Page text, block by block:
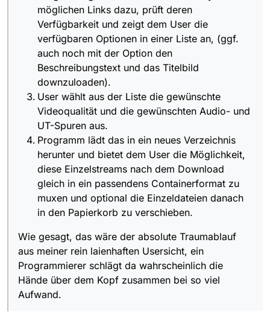
möglichen Links dazu, prüft deren
Verfügbarkeit und zeigt dem User die
verfügbaren Optionen in einer Liste an, (ggf.
auch noch mit der Option den
Beschreibungstext und das Titelbild
downzuloaden).
User wählt aus der Liste die gewünschte
Videoqualität und die gewünschten Audio- und
UT-Spuren aus.
Programm lädt das in ein neues Verzeichnis
herunter und bietet dem User die Möglichkeit,
diese Einzelstreams nach dem Download
gleich in ein passendens Containerformat zu
muxen und optional die Einzeldateien danach
in den Papierkorb zu verschieben.
Wie gesagt, das wäre der absolute Traumablauf
aus meiner rein laienhaften Usersicht, ein
Programmierer schlägt da wahrscheinlich die
Hände über dem Kopf zusammen bei so viel
Aufwand.